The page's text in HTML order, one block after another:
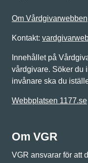
Om Vårdgivarwebben
Kontakt:
Innehållet på
vårdgivare. Söker du
invånare ska du
Webbplatsen 1177.se
Om VGR
VGR ansvarar för att